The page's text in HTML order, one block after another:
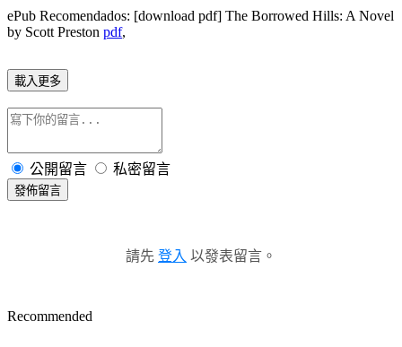
ePub Recomendados: [download pdf] The Borrowed Hills: A Novel
by Scott Preston pdf,
載入更多
公開留言 私密留言
發佈留言
請先 登入 以發表留言。
Recommended